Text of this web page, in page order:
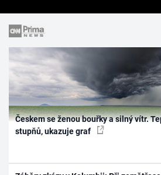
Českem se ženou bouřky a silný vítr.
stupňů, ukazuje graf